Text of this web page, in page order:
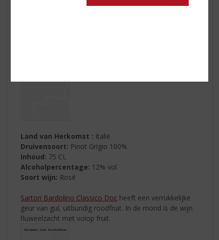
Land van Herkomst : Italië
Druivensoort: Pinot Grigio 100%
Inhoud: 75 CL
Alcoholpercentage: 12% vol
Soort wijn: Rosé
Sartori Bardolino Classico Doc heeft een verrukkelijke
geur van gul, uitbundig roodfruit. In de mond is de wijn
fluweelzacht met volop fruit.